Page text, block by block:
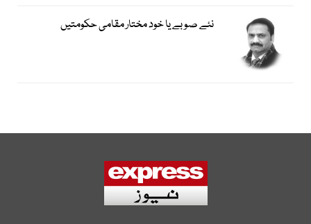
نئے صوبے یا خود مختار مقامی حکومتیں